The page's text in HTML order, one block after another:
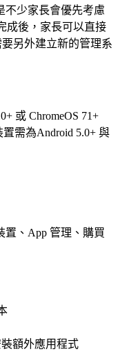
不少家長會優先考慮
成後，家長可以直接
另外建立新的管理系
或 ChromeOS 71+
置需為Android 5.0+ 與
置、App 管理、購買
額外應用程式